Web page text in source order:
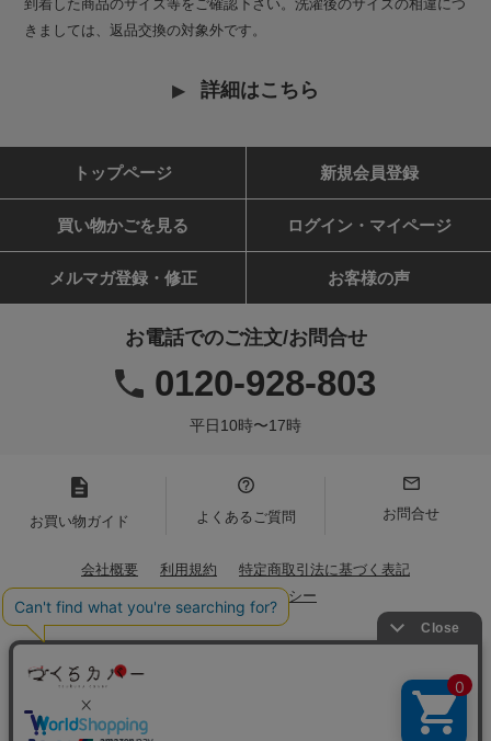
到着した商品のサイズ等をご確認下さい。洗濯後のサイズの相違につ
きましては、返品交換の対象外です。
詳細はこちら
トップページ 新規会員登録
買い物かごを見る ログイン・マイページ
メルマガ登録・修正 お客様の声
お電話でのご注文/お問合せ
0120-928-803
平日10時〜17時
お買い物ガイド よくあるご質問 お問合せ
会社概要 利用規約
特定商取引法に基づく表記
プライバシーポリシー